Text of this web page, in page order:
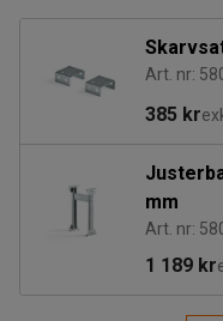
Art. nr:
385 kr
mm
Art. nr:
1 189 kr